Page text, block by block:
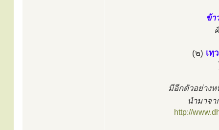
ข้า
(๒) เทฺ
มีอีกตัวอย่าง
นำมาจ
http://